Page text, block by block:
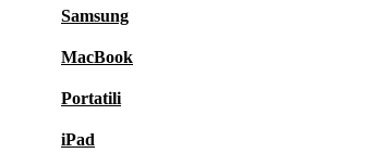
Samsung
MacBook
Portatili
iPad